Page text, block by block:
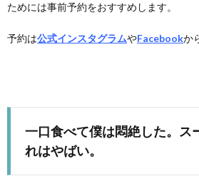
ためには事前予約をおすすめします。
予約は公式インスタグラムやFacebookか
一口食べて僕は悶絶した。ス
れはやばい。